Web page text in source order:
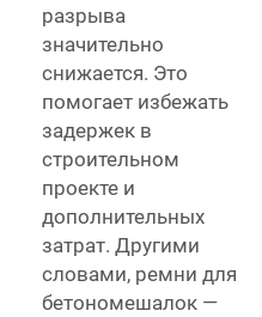
разрыва
значительно
снижается. Это
помогает избежать
задержек в
строительном
проекте и
дополнительных
затрат. Другими
словами, ремни для
бетономешалок —